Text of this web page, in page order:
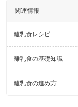
関連情報
離乳食レシピ
離乳食の基礎知識
離乳食の進め方